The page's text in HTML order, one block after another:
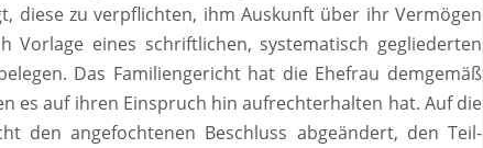
diese zu verpflichten, ihm Auskunft über ihr Vermögen
Vorlage eines schriftlichen, systematisch gegliederten
Das Familiengericht hat die Ehefrau demgemäß
es auf ihren Einspruch hin aufrechterhalten hat. Auf die
den angefochtenen Beschluss abgeändert, den Teil-